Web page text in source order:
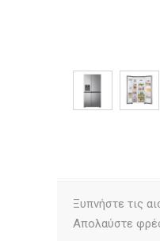
Ξυπνήστε τις
Απολαύστε